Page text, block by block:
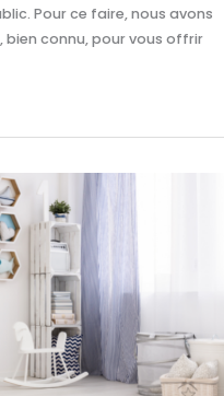
Pour ce faire, nous avons
bien connu, pour vous offrir